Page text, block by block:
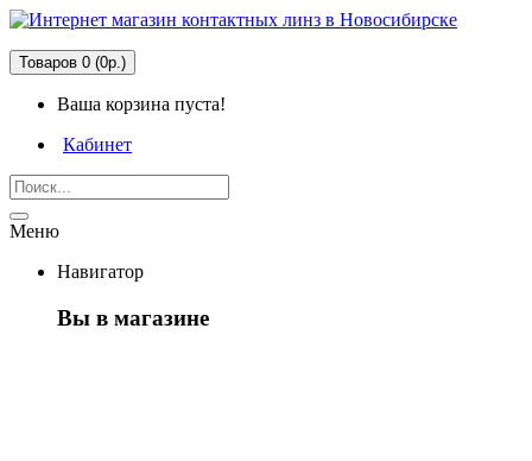
Товаров 0 (0р.)
Ваша корзина пуста!
Кабинет
Меню
Навигатор
Вы в магазине